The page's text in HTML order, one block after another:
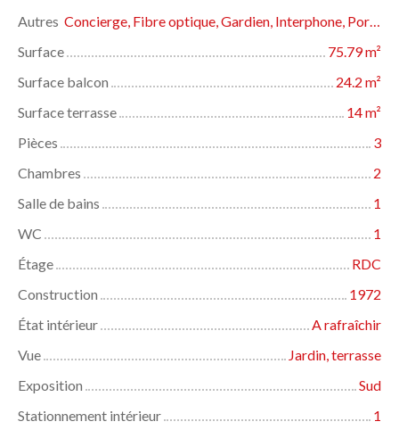
Autres
Concierge, Fibre optique, Gardien, Interphone, Portail motorisé, Porte blindée, Visiophone, Volets électriques
Surface
75.79m²
Surface balcon
24.2 m²
Surface terrasse
14m²
Pièces
3
Chambres
2
Salle de bains
1
WC
1
Étage
RDC
Construction
1972
État intérieur
A rafraîchir
Vue
Jardin, terrasse
Exposition
Sud
Stationnement intérieur
1